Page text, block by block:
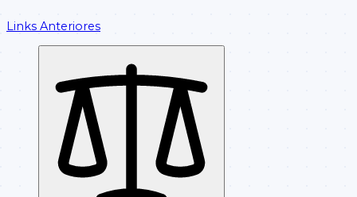
Links Anteriores